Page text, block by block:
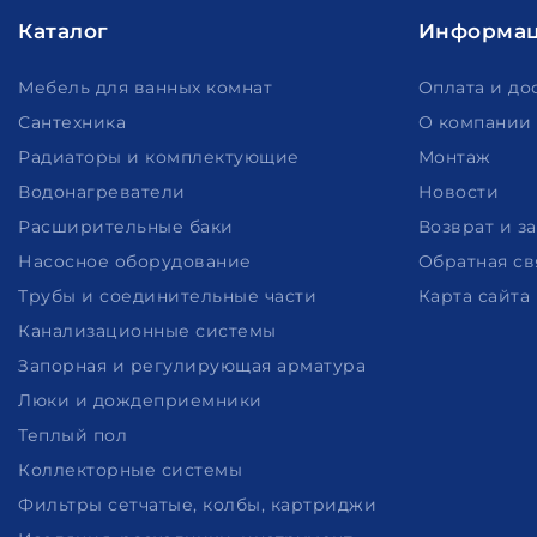
Каталог
Мебель для ванных комнат
Сантехника
Радиаторы и комплектующие
Водонагреватели
Расширительные баки
Насосное оборудование
Трубы и соединительные части
Канализационные системы
Запорная и регулирующая арматура
Люки и дождеприемники
Теплый пол
Коллекторные системы
Фильтры сетчатые, колбы, картриджи
Оплата и
О компании
Монтаж
Новости
Возврат и
Обратная
Карта сайта